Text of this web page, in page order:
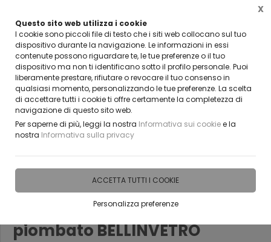
Questo sito web utilizza i cookie
I cookie sono piccoli file di testo che i siti web collocano sul tuo
dispositivo durante la navigazione. Le informazioni in essi
contenute possono riguardare te, le tue preferenze o il tuo
dispositivo ma non ti identificano sotto il profilo personale. Puoi
liberamente prestare, rifiutare o revocare il tuo consenso in
qualsiasi momento, personalizzando le tue preferenze. La scelta
di accettare tutti i cookie ti offre certamente la completezza di
navigazione di questo sito web.
Per saperne di più, leggi la nostra Informativa sui cookiee la
nostra Informativa sulla privacy
ACCETTA TUTTI I COOKIE
Personalizza preferenze
X
VUOI DIVENTARE UN NOSTRO RIVENDITORE?
CONTATTACI
Home Vetreria Istoriati e Sacri
Istoriati e sacri vetro
piombato BELLINVETRO